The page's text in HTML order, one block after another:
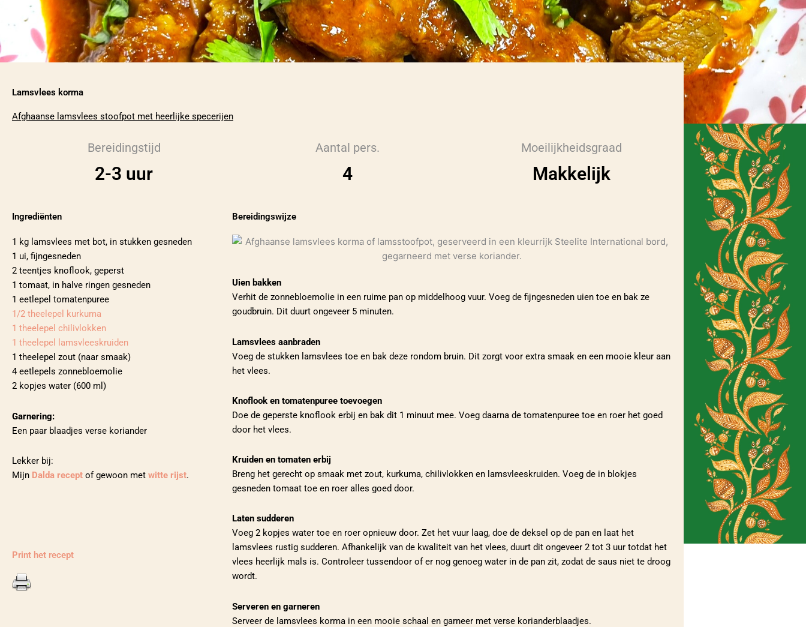
Lamsvlees korma
Afghaanse lamsvlees stoofpot met heerlijke specerijen
Bereidingstijd
2-3 uur
Aantal pers.
4
Moeilijkheidsgraad
Makkelijk
Ingrediënten
1 kg lamsvlees met bot, in stukken gesneden
1 ui, fijngesneden
2 teentjes knoflook, geperst
1 tomaat, in halve ringen gesneden
1 eetlepel tomatenpuree
1/2 theelepel kurkuma
1 theelepel chilivlokken
1 theelepel lamsvleeskruiden
1 theelepel zout (naar smaak)
4 eetlepels zonnebloemolie
2 kopjes water (600 ml)
Garnering:
Een paar blaadjes verse koriander
Lekker bij:
Mijn Dalda recept of gewoon met witte rijst.
Print het recept
Bereidingswijze
Uien bakken
Verhit de zonnebloemolie in een ruime pan op middelhoog vuur. Voeg de fijngesneden uien toe en bak ze
goudbruin. Dit duurt ongeveer 5 minuten.
Lamsvlees aanbraden
Voeg de stukken lamsvlees toe en bak deze rondom bruin. Dit zorgt voor extra smaak en een mooie kleur aan
het vlees.
Knoflook en tomatenpuree toevoegen
Doe de geperste knoflook erbij en bak dit 1 minuut mee. Voeg daarna de tomatenpuree toe en roer het goed
door het vlees.
Kruiden en tomaten erbij
Breng het gerecht op smaak met zout, kurkuma, chilivlokken en lamsvleeskruiden. Voeg de in blokjes
gesneden tomaat toe en roer alles goed door.
Laten sudderen
Voeg 2 kopjes water toe en roer opnieuw door. Zet het vuur laag, doe de deksel op de pan en laat het
lamsvlees rustig sudderen. Afhankelijk van de kwaliteit van het vlees, duurt dit ongeveer 2 tot 3 uur totdat het
vlees heerlijk mals is. Controleer tussendoor of er nog genoeg water in de pan zit, zodat de saus niet te droog
wordt.
Serveren en garneren
Serveer de lamsvlees korma in een mooie schaal en garneer met verse korianderblaadjes.